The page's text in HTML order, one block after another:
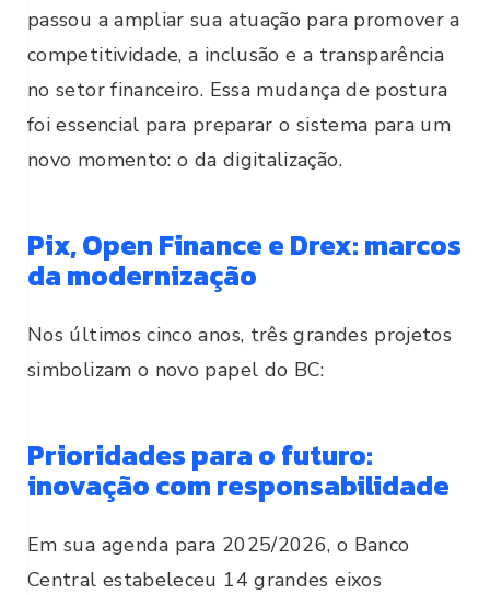
passou a ampliar sua atuação para promover a
competitividade, a inclusão e a transparência
no setor financeiro. Essa mudança de postura
foi essencial para preparar o sistema para um
novo momento: o da digitalização.
Pix, Open Finance e Drex: marcos
da modernização
Nos últimos cinco anos, três grandes projetos
simbolizam o novo papel do BC:
Prioridades para o futuro:
inovação com responsabilidade
Em sua agenda para 2025/2026, o Banco
Central estabeleceu 14 grandes eixos